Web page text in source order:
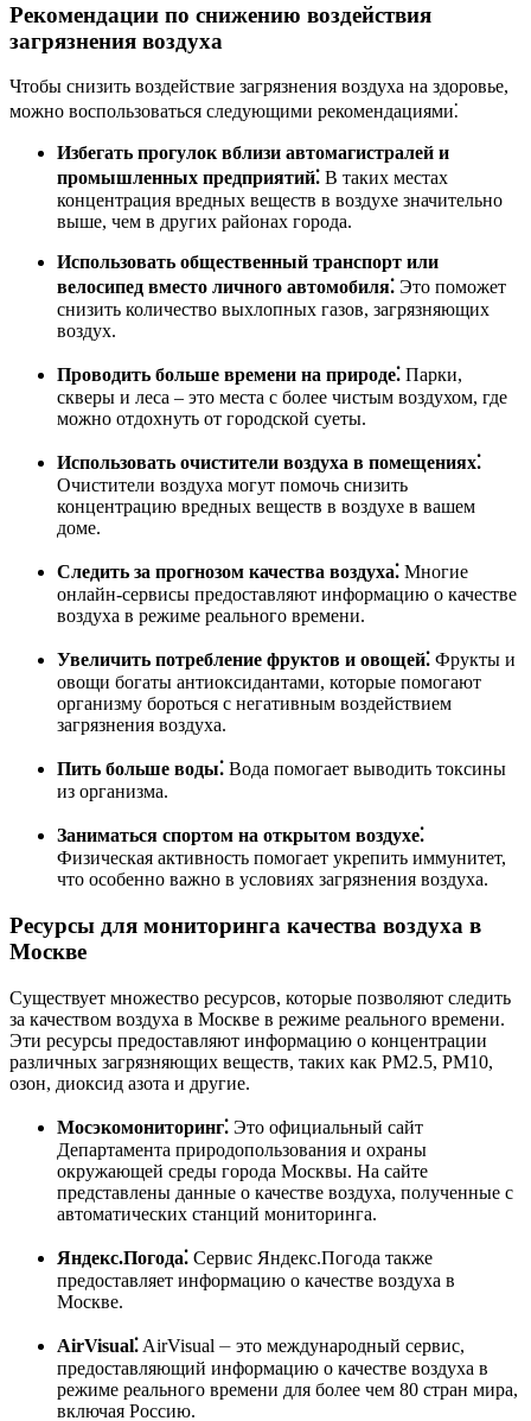
Рекомендации по снижению воздействия
загрязнения воздуха
Чтобы снизить воздействие загрязнения воздуха на здоровье,
можно воспользоваться следующими рекомендациями⁚
Избегать прогулок вблизи автомагистралей и
промышленных предприятий⁚ В таких местах
концентрация вредных веществ в воздухе значительно
выше, чем в других районах города.
Использовать общественный транспорт или
велосипед вместо личного автомобиля⁚ Это поможет
снизить количество выхлопных газов, загрязняющих
воздух.
Проводить больше времени на природе⁚ Парки,
скверы и леса – это места с более чистым воздухом, где
можно отдохнуть от городской суеты.
Использовать очистители воздуха в помещениях⁚
Очистители воздуха могут помочь снизить
концентрацию вредных веществ в воздухе в вашем
доме.
Следить за прогнозом качества воздуха⁚ Многие
онлайн-сервисы предоставляют информацию о качестве
воздуха в режиме реального времени.
Увеличить потребление фруктов и овощей⁚ Фрукты и
овощи богаты антиоксидантами, которые помогают
организму бороться с негативным воздействием
загрязнения воздуха.
Пить больше воды⁚ Вода помогает выводить токсины
из организма.
Заниматься спортом на открытом воздухе⁚
Физическая активность помогает укрепить иммунитет,
что особенно важно в условиях загрязнения воздуха.
Ресурсы для мониторинга качества воздуха в
Москве
Существует множество ресурсов, которые позволяют следить
за качеством воздуха в Москве в режиме реального времени.
Эти ресурсы предоставляют информацию о концентрации
различных загрязняющих веществ, таких как PM2.5, PM10,
озон, диоксид азота и другие.
Мосэкомониторинг⁚ Это официальный сайт
Департамента природопользования и охраны
окружающей среды города Москвы. На сайте
представлены данные о качестве воздуха, полученные с
автоматических станций мониторинга.
Яндекс.Погода⁚ Сервис Яндекс.Погода также
предоставляет информацию о качестве воздуха в
Москве.
AirVisual⁚ AirVisual ⏤ это международный сервис,
предоставляющий информацию о качестве воздуха в
режиме реального времени для более чем 80 стран мира,
включая Россию.